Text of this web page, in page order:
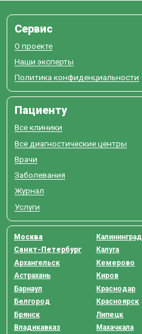
Сервис
О проекте
Наши эксперты
Политика конфиденциальности
Пациенту
Все клиники
Все диагностические центры
Врачи
Заболевания
Журнал
Услуги
Москва
Санкт-Петербург
Архангельск
Астрахань
Барнаул
Белгород
Брянск
Владикавказ
Калининград
Калуга
Кемерово
Киров
Краснодар
Красноярск
Липецк
Махачкала